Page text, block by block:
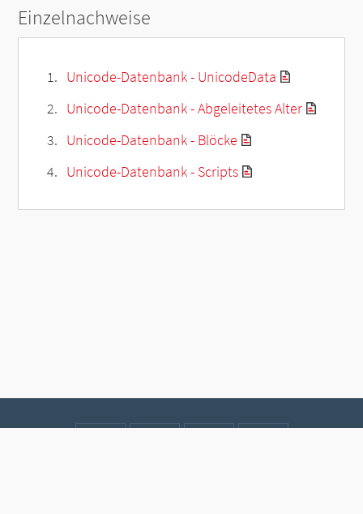
Einzelnachweise
Unicode-Datenbank - UnicodeData
Unicode-Datenbank - Abgeleitetes Alter
Unicode-Datenbank - Blöcke
Unicode-Datenbank - Scripts